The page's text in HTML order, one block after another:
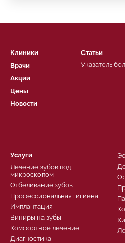
Клиники
Врачи
Акции
Цены
Новости
Услуги
Лечение зубов под
микроскопом
Отбеливание зубов
Профессиональная гигиена
Имплантация
Виниры на зубы
Комфортное лечение
Диагностика
Статьи
Указатель